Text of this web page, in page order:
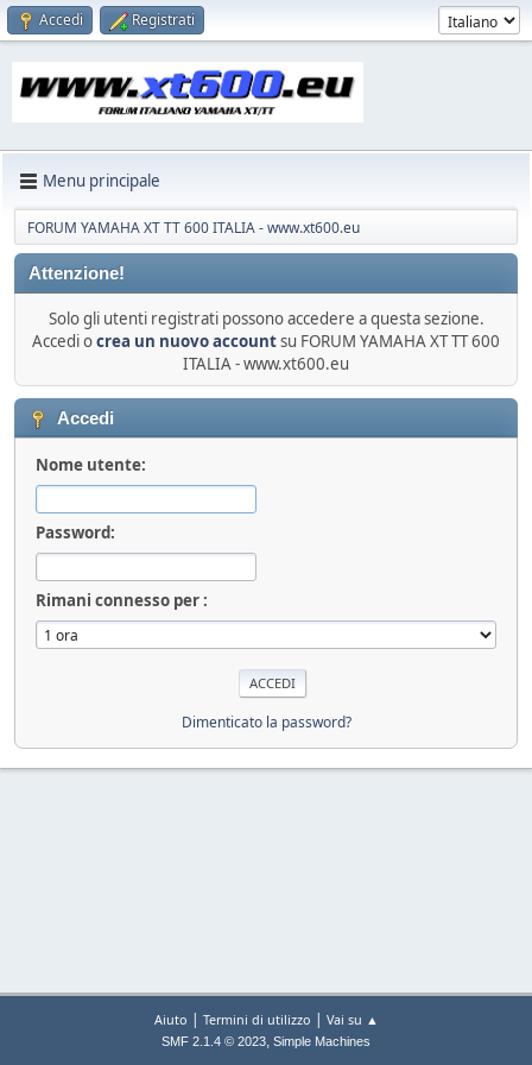
Accedi Registrati
Menu principale
FORUM YAMAHA XT TT 600 ITALIA - www.xt600.eu
Attenzione!
Solo gli utenti registrati possono accedere a questa sezione.
Accedi ocrea un nuovo accountsu FORUM YAMAHA XT TT 600
ITALIA - www.xt600.eu
Accedi
Nome utente:
Password:
Rimani connesso per :
Dimenticato la password?
Aiuto | Termini di utilizzo | Vai su ▲
SMF 2.1.4 © 2023, Simple Machines